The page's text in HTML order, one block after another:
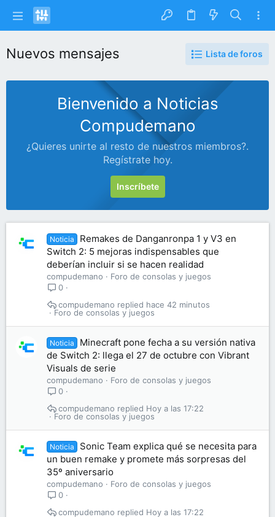
Nuevos mensajes Lista de foros
Bienvenido a Noticias
Compudemano
¿Quieres unirte al resto de nuestros miembros?.
Regístrate hoy.
Inscríbete
Noticia
Remakes de Danganronpa 1 y V3 en
Switch 2: 5 mejoras indispensables que
deberían incluir si se hacen realidad
compudemano
Foro de consolas y juegos
0
Foro de consolas y juegos
hace 42 minutos
compudemano
Noticia
Minecraft pone fecha a su versión nativa
de Switch 2: llega el 27 de octubre con Vibrant
Visuals de serie
compudemano
Foro de consolas y juegos
0
Foro de consolas y juegos
Hoy a las 17:22
compudemano
Noticia
Sonic Team explica qué se necesita para
un buen remake y promete más sorpresas del
35º aniversario
compudemano
Foro de consolas y juegos
0
Hoy a las 17:22
compudemano